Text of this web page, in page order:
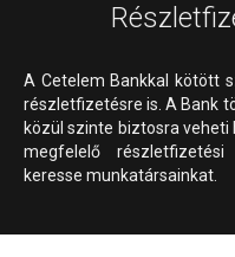
A Cetelem Bankkal kötött
részletfizetésre is. A Bank
közül szinte biztosra veheti
megfelelő
keresse munkatársainkat.